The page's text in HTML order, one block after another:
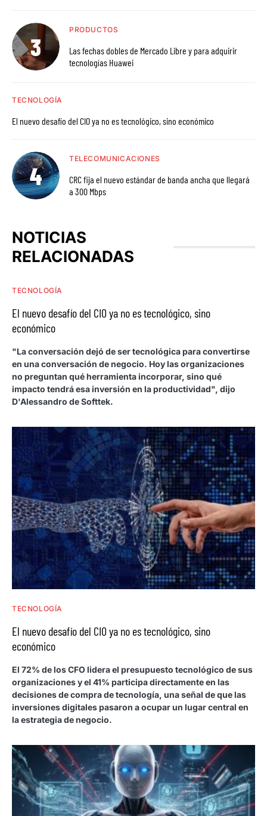
PRODUCTOS
Las fechas dobles de Mercado Libre y para adquirir
tecnologías Huawei
TECNOLOGÍA
El nuevo desafío del CIO ya no es tecnológico, sino económico
TELECOMUNICACIONES
CRC fija el nuevo estándar de banda ancha que llegará
a 300 Mbps
NOTICIAS
RELACIONADAS
TECNOLOGÍA
El nuevo desafío del CIO ya no es tecnológico, sino
económico
"La conversación dejó de ser tecnológica para convertirse
en una conversación de negocio. Hoy las organizaciones
no preguntan qué herramienta incorporar, sino qué
impacto tendrá esa inversión en la productividad", dijo
D'Alessandro de Softtek.
TECNOLOGÍA
El nuevo desafío del CIO ya no es tecnológico, sino
económico
El 72% de los CFO lidera el presupuesto tecnológico de sus
organizaciones y el 41% participa directamente en las
decisiones de compra de tecnología, una señal de que las
inversiones digitales pasaron a ocupar un lugar central en
la estrategia de negocio.